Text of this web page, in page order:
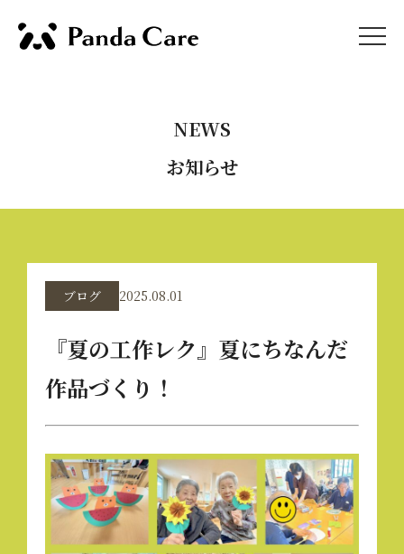
NEWS
お知らせ
ブログ 2025.08.01
『夏の工作レク』夏にちなんだ
作品づくり！